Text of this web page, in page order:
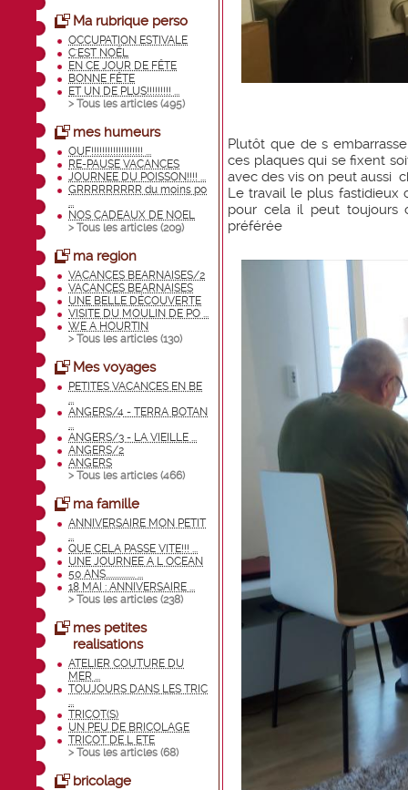
Ma rubrique perso
OCCUPATION ESTIVALE
C'EST NOËL
EN CE JOUR DE FÊTE
BONNE FÊTE
ET UN DE PLUS!!!!!!!!! ...
> Tous les articles (495)
mes humeurs
OUF!!!!!!!!!!!!!!!!!!! ...
RE-PAUSE VACANCES
JOURNEE DU POISSON!!!! ...
GRRRRRRRRR du moins po
...
NOS CADEAUX DE NOEL
> Tous les articles (209)
ma region
VACANCES BEARNAISES/2
VACANCES BEARNAISES
UNE BELLE DÉCOUVERTE
VISITE DU MOULIN DE PO ...
WE A HOURTIN
> Tous les articles (130)
Mes voyages
PETITES VACANCES EN BE
...
ANGERS/4 - TERRA BOTAN
...
ANGERS/3 - LA VIEILLE ...
ANGERS/2
ANGERS
> Tous les articles (466)
ma famille
ANNIVERSAIRE MON PETIT
...
QUE CELA PASSE VITE!!! ...
UNE JOURNEE A L OCEAN
50 ANS................ ...
18 MAI : ANNIVERSAIRE ...
> Tous les articles (238)
mes petites
realisations
ATELIER COUTURE DU
MER ...
TOUJOURS DANS LES TRIC
...
TRICOT(S)
UN PEU DE BRICOLAGE
TRICOT DE L ETE
> Tous les articles (68)
bricolage
Plutôt que de s
ces plaques qui se fixent
avec des vis on peut aussi
Le travail le plus fastidieux
pour cela il peut toujours
préférée